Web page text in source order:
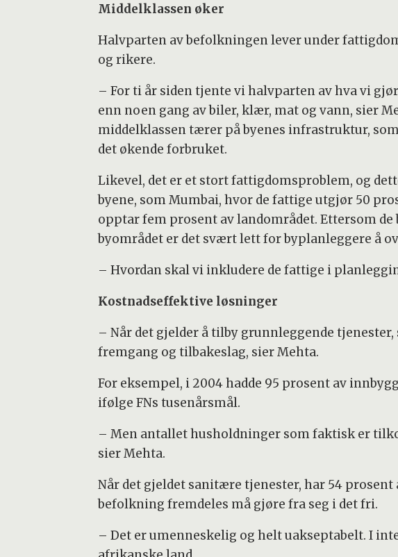
Middelklassen øker
Halvparten av befolkningen lever under
og rikere.
– For ti år siden tjente vi halvparten av hva vi
enn noen gang av biler, klær, mat og vann, sier
middelklassen tærer på byenes infrastruktur,
det økende forbruket.
Likevel, det er et stort fattigdomsproblem, og
byene, som Mumbai, hvor de fattige utgjør 50
opptar fem prosent av landområdet. Ettersom de
byområdet er det svært lett for byplanleggere å
– Hvordan skal vi inkludere de fattige i
Kostnadseffektive løsninger
– Når det gjelder å tilby grunnleggende
fremgang og tilbakeslag, sier Mehta.
For eksempel, i 2004 hadde 95 prosent av
ifølge FNs tusenårsmål.
– Men antallet husholdninger som faktisk er
sier Mehta.
Når det gjeldet sanitære tjenester, har 54
befolkning fremdeles må gjøre fra seg i det fri.
– Det er umenneskelig og helt uakseptabelt. I